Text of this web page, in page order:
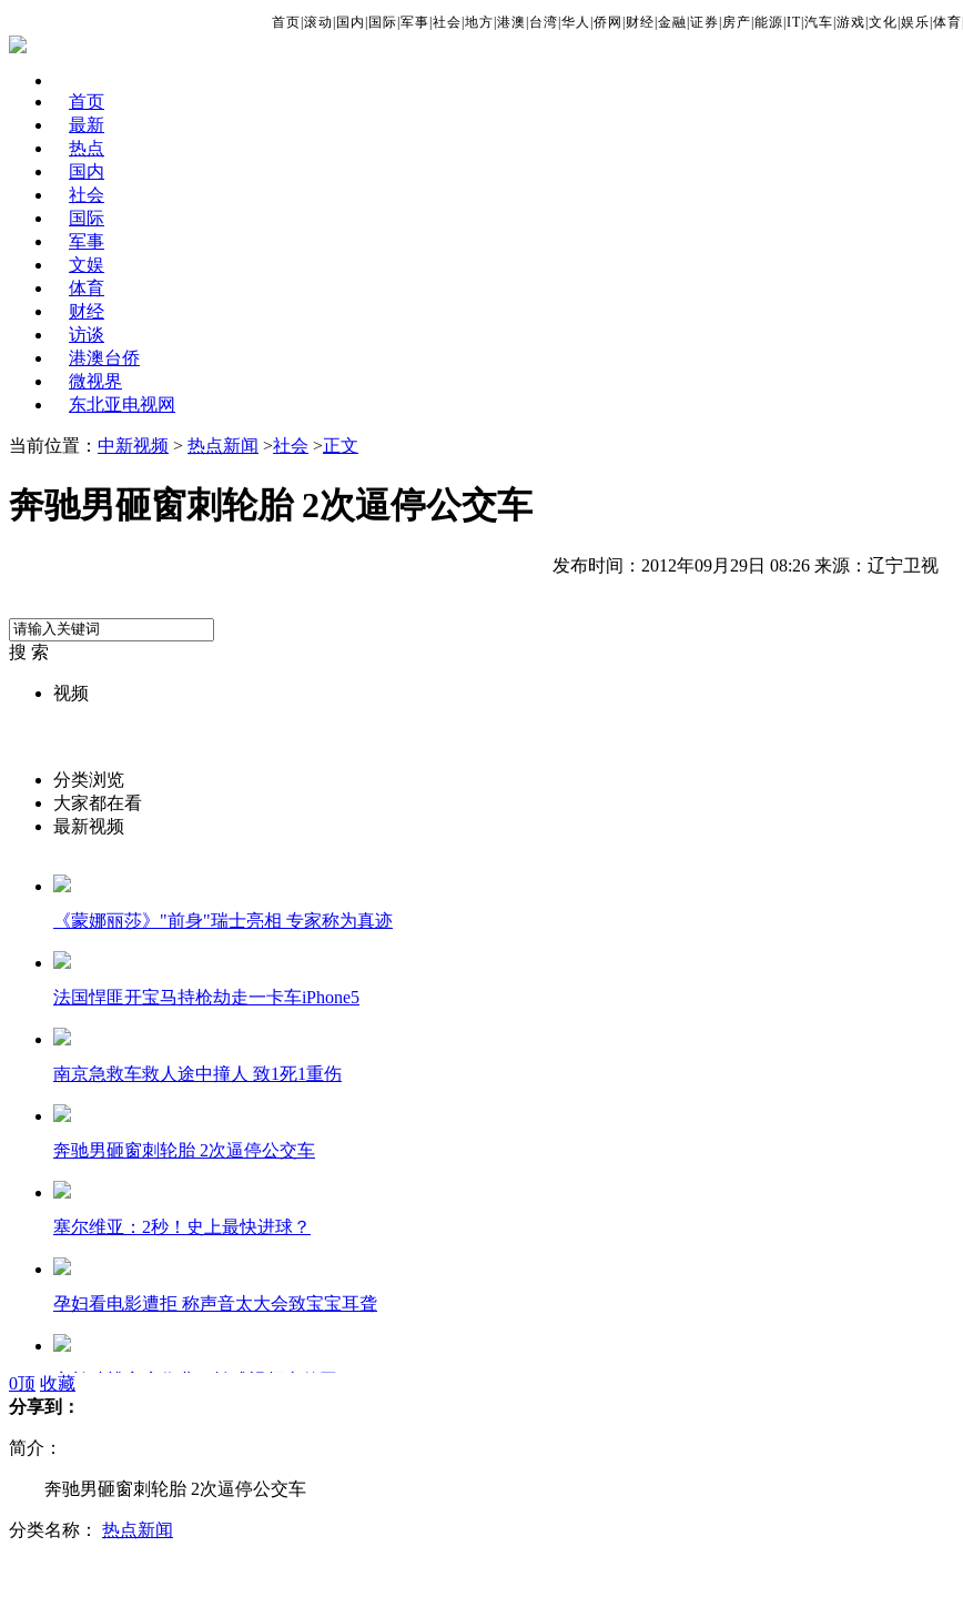
首页 滚动 国内 国际 军事 社会 地方 港澳 台湾 华人 侨网 财经 金融 证券 房产 能源 IT| 汽车 游戏 文化 娱乐 体育
首页
最新
热点
国内
社会
国际
军事
文娱
体育
财经
访谈
港澳台侨
微视界
东北亚电视网
当前位置： 中新视频 > 热点新闻 >社会 >正文
奔驰男砸窗刺轮胎 2次逼停公交车
发布时间：2012年09月29日 08:26 来源：辽宁卫视
搜 索
视频
分类浏览
大家都在看
最新视频
《蒙娜丽莎》"前身"瑞士亮相 专家称为真迹
法国悍匪开宝马持枪劫走一卡车iPhone5
南京急救车救人途中撞人 致1死1重伤
奔驰男砸窗刺轮胎 2次逼停公交车
塞尔维亚：2秒！史上最快进球？
孕妇看电影遭拒 称声音太大会致宝宝耳聋
家长吐槽家庭作业：拍成视频上传网
别出心裁：女司机用丝袜抢车位
京港澳高速大货车连撞5车 致5死4伤
0顶 收藏
分享到：
简介：
奔驰男砸窗刺轮胎 2次逼停公交车
分类名称： 热点新闻